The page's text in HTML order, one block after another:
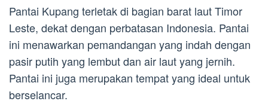
Pantai Kupang terletak di bagian barat laut Timor
Leste, dekat dengan perbatasan Indonesia. Pantai
ini menawarkan pemandangan yang indah dengan
pasir putih yang lembut dan air laut yang jernih.
Pantai ini juga merupakan tempat yang ideal untuk
berselancar.